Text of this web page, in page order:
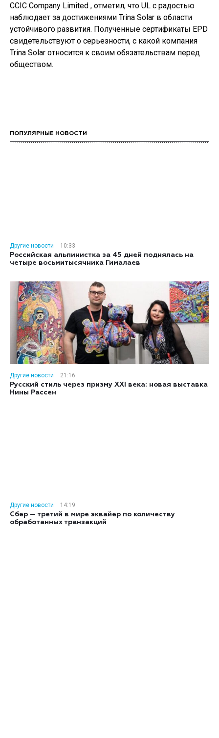
CCIC Company Limited , отметил, что UL с радостью
наблюдает за достижениями Trina Solar в области
устойчивого развития. Полученные сертификаты EPD
свидетельствуют о серьезности, с какой компания
Trina Solar относится к своим обязательствам перед
обществом.
ПОПУЛЯРНЫЕ НОВОСТИ
Другие новости
10:33
Российская альпинистка за 45 дней поднялась на
четыре восьмитысячника Гималаев
Другие новости
21:16
Русский стиль через призму XXI века: новая выставка
Нины Рассен
Другие новости
14:19
Сбер — третий в мире эквайер по количеству
обработанных транзакций